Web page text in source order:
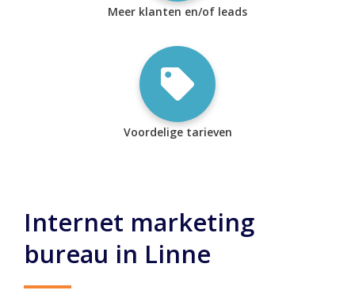
Meer klanten en/of leads
Voordelige tarieven
Internet marketing
bureau in Linne